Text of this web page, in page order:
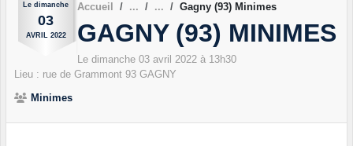
Le dimanche
03
AVRIL 2022
Accueil Gagny (93) Minimes
GAGNY (93) MINIMES
Le dimanche 03 avril 2022 à 13h30
Lieu : rue de Grammont 93 GAGNY
Minimes